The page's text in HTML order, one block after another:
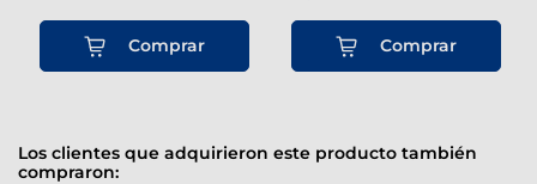
Comprar Comprar
Los clientes que adquirieron este producto también
compraron: